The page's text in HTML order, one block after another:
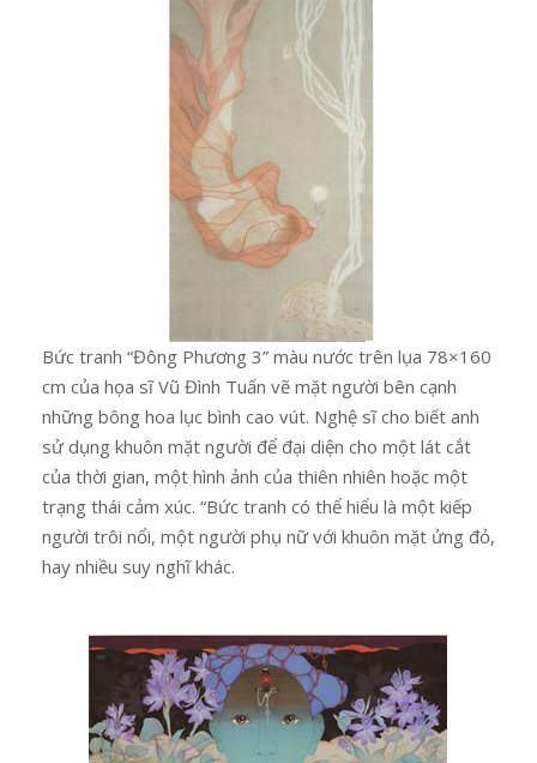
Bức tranh “Đông Phương 3” màu nước trên lụa 78×160
cm của họa sĩ Vũ Đình Tuấn vẽ mặt người bên cạnh
những bông hoa lục bình cao vút. Nghệ sĩ cho biết anh
sử dụng khuôn mặt người để đại diện cho một lát cắt
của thời gian, một hình ảnh của thiên nhiên hoặc một
trạng thái cảm xúc. “Bức tranh có thể hiểu là một kiếp
người trôi nổi, một người phụ nữ với khuôn mặt ửng đỏ,
hay nhiều suy nghĩ khác.